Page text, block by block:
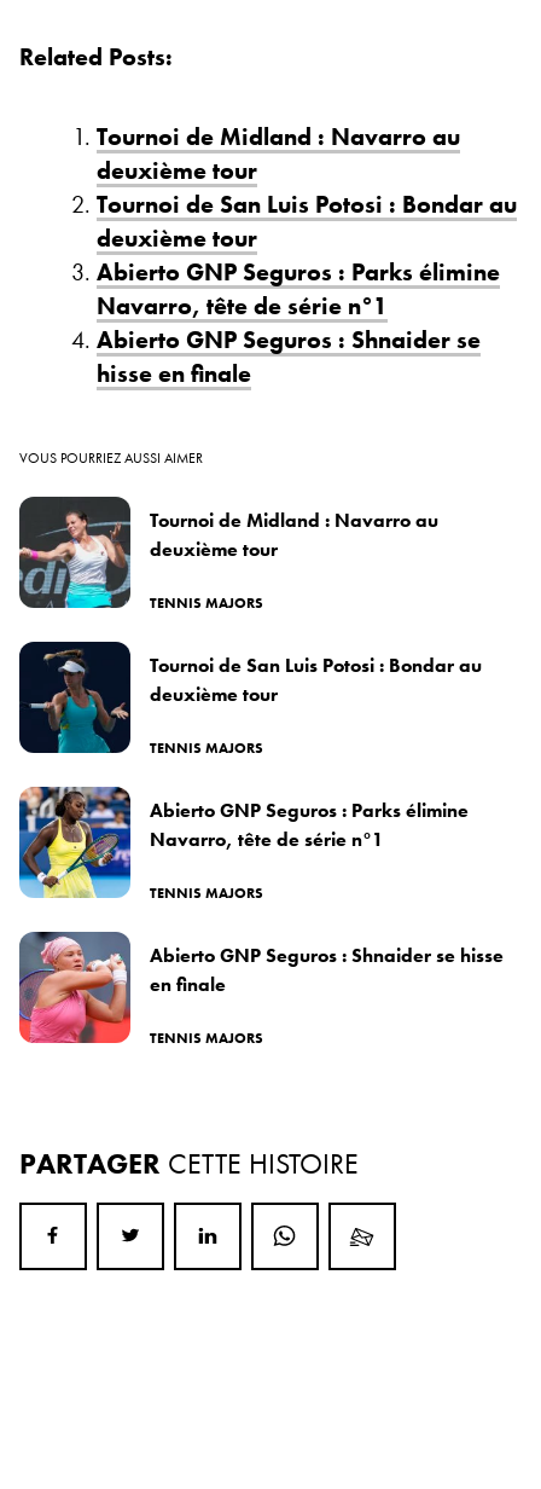
Related Posts:
Tournoi de Midland : Navarro au
deuxième tour
Tournoi de San Luis Potosi : Bondar au
deuxième tour
Abierto GNP Seguros : Parks élimine
Navarro, tête de série n°1
Abierto GNP Seguros : Shnaider se
hisse en finale
VOUS POURRIEZ AUSSI AIMER
Tournoi de Midland : Navarro au
deuxième tour
TENNIS MAJORS
Tournoi de San Luis Potosi : Bondar au
deuxième tour
TENNIS MAJORS
Abierto GNP Seguros : Parks élimine
Navarro, tête de série n°1
TENNIS MAJORS
Abierto GNP Seguros : Shnaider se hisse
en finale
TENNIS MAJORS
PARTAGER CETTE HISTOIRE